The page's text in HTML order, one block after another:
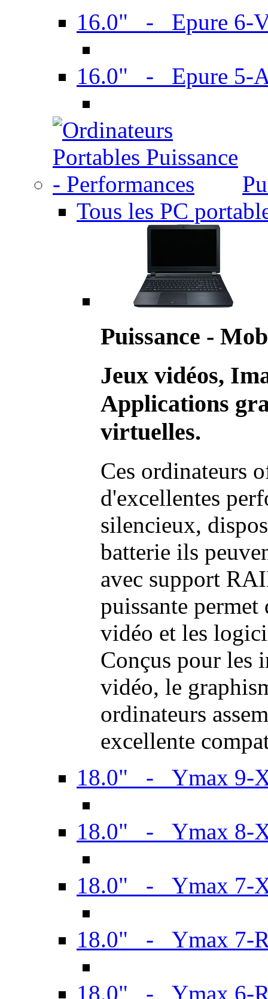
16.0" - Epure 6-
16.0" - Epure 5-
Tous les PC
Puissance -
Jeux vidéos,
Applications
virtuelles.
Ces ordinateurs
d'excellentes
silencieux,
batterie ils
avec support
puissante permet
vidéo et les
Conçus pour les
vidéo, le
ordinateurs
excellente
18.0" - Ymax 9-
18.0" - Ymax 8-
18.0" - Ymax 7-
18.0" - Ymax 7-
18.0" - Ymax 6-